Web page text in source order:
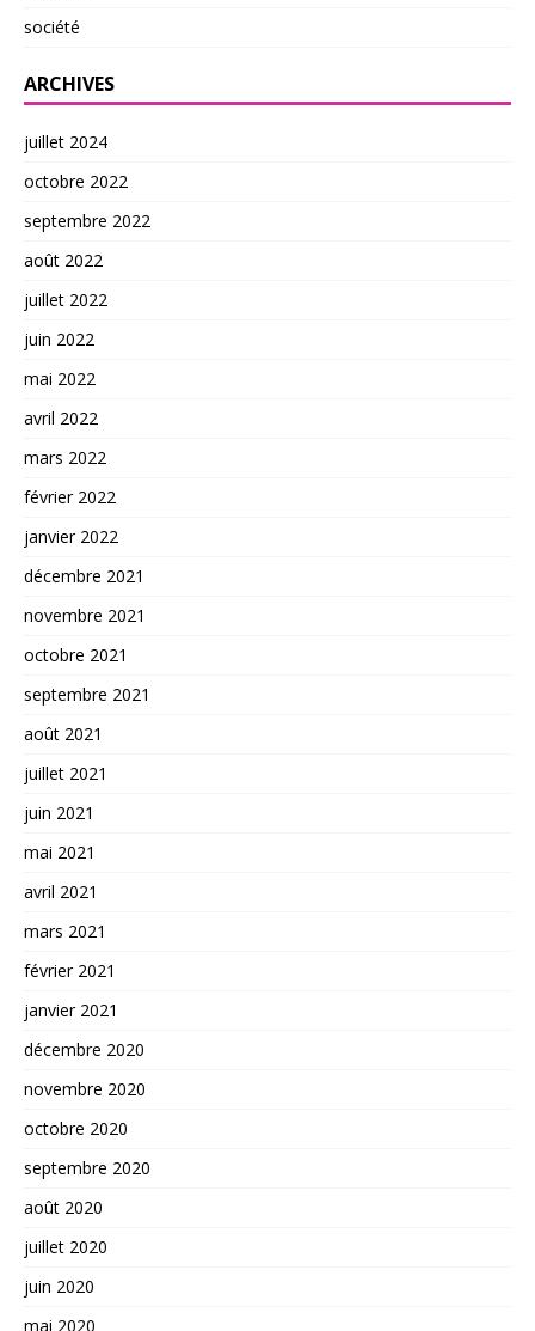
société
ARCHIVES
juillet 2024
octobre 2022
septembre 2022
août 2022
juillet 2022
juin 2022
mai 2022
avril 2022
mars 2022
février 2022
janvier 2022
décembre 2021
novembre 2021
octobre 2021
septembre 2021
août 2021
juillet 2021
juin 2021
mai 2021
avril 2021
mars 2021
février 2021
janvier 2021
décembre 2020
novembre 2020
octobre 2020
septembre 2020
août 2020
juillet 2020
juin 2020
mai 2020